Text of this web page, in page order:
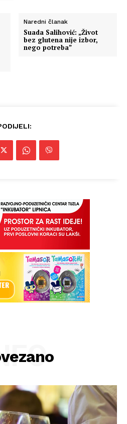
Naredni članak
Suada Salihović: „Život
bez glutena nije izbor,
nego potreba”